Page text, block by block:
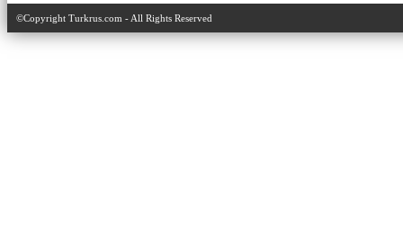
©Copyright Turkrus.com - All Rights Reserved